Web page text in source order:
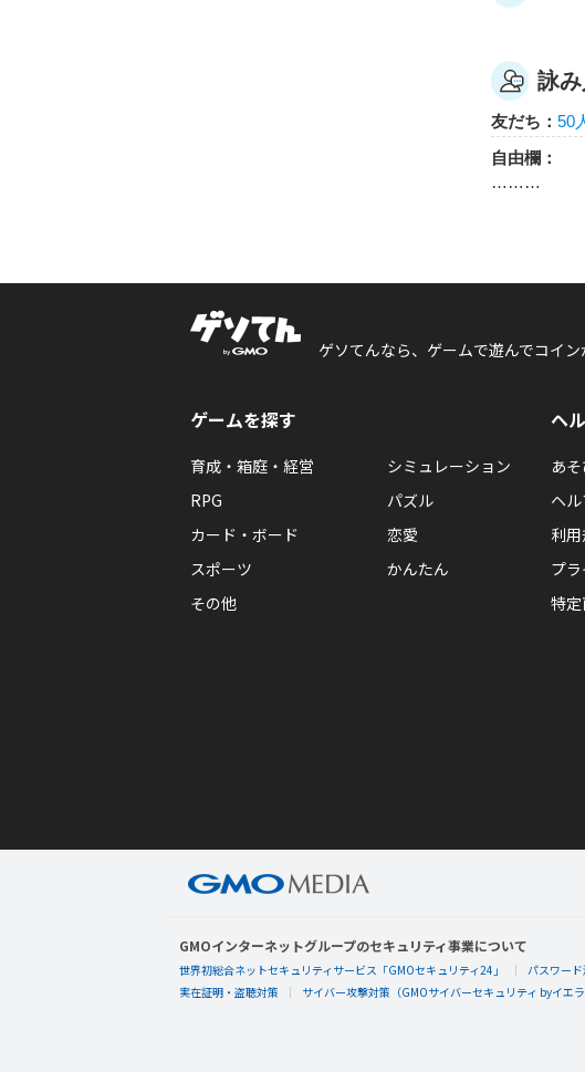
詠
友だち： 50
自由欄：
………
ゲソてんなら、ゲームで遊んでコイン
ゲームを探す
育成・箱庭・経営
シミュレーション
RPG
パズル
カード・ボード
恋愛
スポーツ
かんたん
その他
ヘ
あ
ヘ
利
プ
特
GMOインターネットグループのセキュリティ事業について
世界初総合ネットセキュリティサービス「GMOセキュリティ24」 パスワー
実在証明・盗聴対策
サイバー攻撃対策（GMOサイバーセキュリティ byイエラ